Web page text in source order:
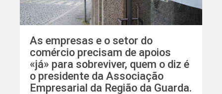
As empresas e o setor do
comércio precisam de apoios
«já» para sobreviver, quem o diz é
o presidente da Associação
Empresarial da Região da Guarda.